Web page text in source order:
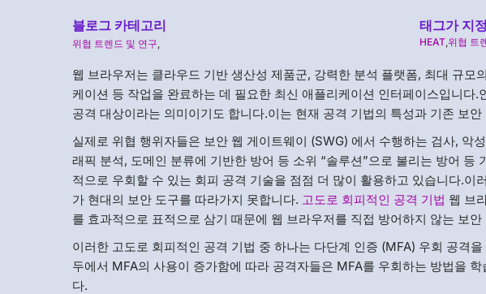
블로그 카테고리
위협 트렌드 및 연구,
태그가 지
HEAT,위협 트
웹 브라우저는 클라우드 기반 생산성 제품군, 강력한 분석 플랫폼, 최대 규모
케이션 등 작업을 완료하는 데 필요한 최신 애플리케이션 인터페이스입니다
공격 대상이라는 의미이기도 합니다.이는 현재 공격 기법의 특성과 기존 보
실제로 위협 행위자들은 보안 웹 게이트웨이 (SWG) 에서 수행하는 검사, 악
래픽 분석, 도메인 분류에 기반한 방어 등 소위 “솔루션”으로 불리는 방어 등
적으로 우회할 수 있는 회피 공격 기술을 점점 더 많이 활용하고 있습니다.이
가 현대의 보안 도구를 따라가지 못합니다. 고도로 회피적인 공격 기법 웹 브
를 효과적으로 표적으로 삼기 때문에 웹 브라우저를 직접 방어하지 않는 보
이러한 고도로 회피적인 공격 기법 중 하나는 다단계 인증 (MFA) 우회 공격
두에서 MFA의 사용이 증가함에 따라 공격자들은 MFA를 우회하는 방법을
다.